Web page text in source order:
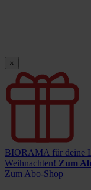
×
BIORAMA für deine
Weihnachten! Zum
Zum Abo-Shop